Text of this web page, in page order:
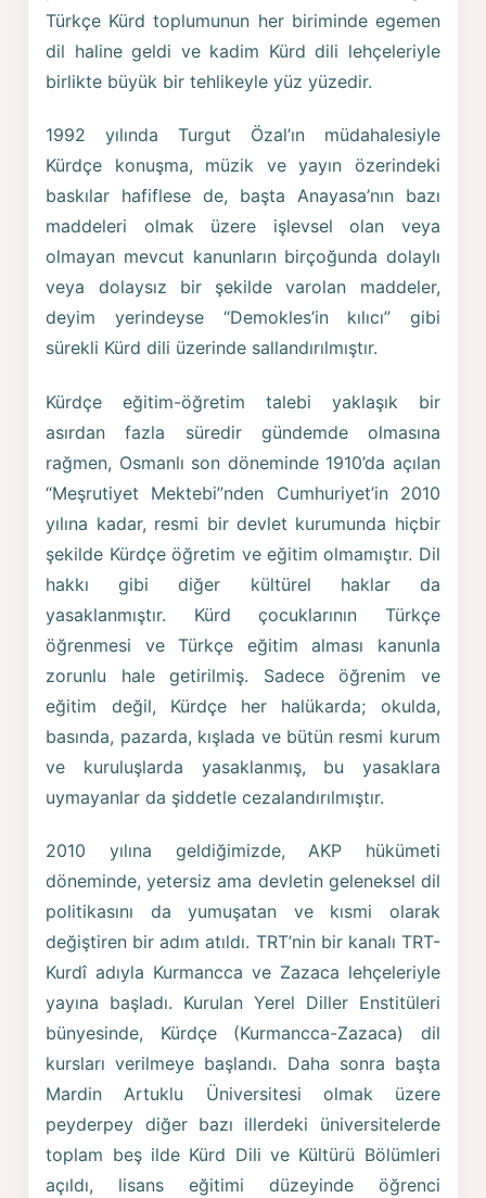
Türkçe Kürd toplumunun her biriminde egemen
dil haline geldi ve kadim Kürd dili lehçeleriyle
birlikte büyük bir tehlikeyle yüz yüzedir.
1992 yılında Turgut Özal’ın müdahalesiyle
Kürdçe konuşma, müzik ve yayın özerindeki
baskılar hafiflese de, başta Anayasa’nın bazı
maddeleri olmak üzere işlevsel olan veya
olmayan mevcut kanunların birçoğunda dolaylı
veya dolaysız bir şekilde varolan maddeler,
deyim yerindeyse “Demokles’in kılıcı” gibi
sürekli Kürd dili üzerinde sallandırılmıştır.
Kürdçe eğitim-öğretim talebi yaklaşık bir
asırdan fazla süredir gündemde olmasına
rağmen, Osmanlı son döneminde 1910’da açılan
“Meşrutiyet Mektebi”nden Cumhuriyet’in 2010
yılına kadar, resmi bir devlet kurumunda hiçbir
şekilde Kürdçe öğretim ve eğitim olmamıştır. Dil
hakkı gibi diğer kültürel haklar da
yasaklanmıştır. Kürd çocuklarının Türkçe
öğrenmesi ve Türkçe eğitim alması kanunla
zorunlu hale getirilmiş. Sadece öğrenim ve
eğitim değil, Kürdçe her halükarda; okulda,
basında, pazarda, kışlada ve bütün resmi kurum
ve kuruluşlarda yasaklanmış, bu yasaklara
uymayanlar da şiddetle cezalandırılmıştır.
2010 yılına geldiğimizde, AKP hükümeti
döneminde, yetersiz ama devletin geleneksel dil
politikasını da yumuşatan ve kısmi olarak
değiştiren bir adım atıldı. TRT’nin bir kanalı TRT-
Kurdî adıyla Kurmancca ve Zazaca lehçeleriyle
yayına başladı. Kurulan Yerel Diller Enstitüleri
bünyesinde, Kürdçe (Kurmancca-Zazaca) dil
kursları verilmeye başlandı. Daha sonra başta
Mardin Artuklu Üniversitesi olmak üzere
peyderpey diğer bazı illerdeki üniversitelerde
toplam beş ilde Kürd Dili ve Kültürü Bölümleri
açıldı, lisans eğitimi düzeyinde öğrenci